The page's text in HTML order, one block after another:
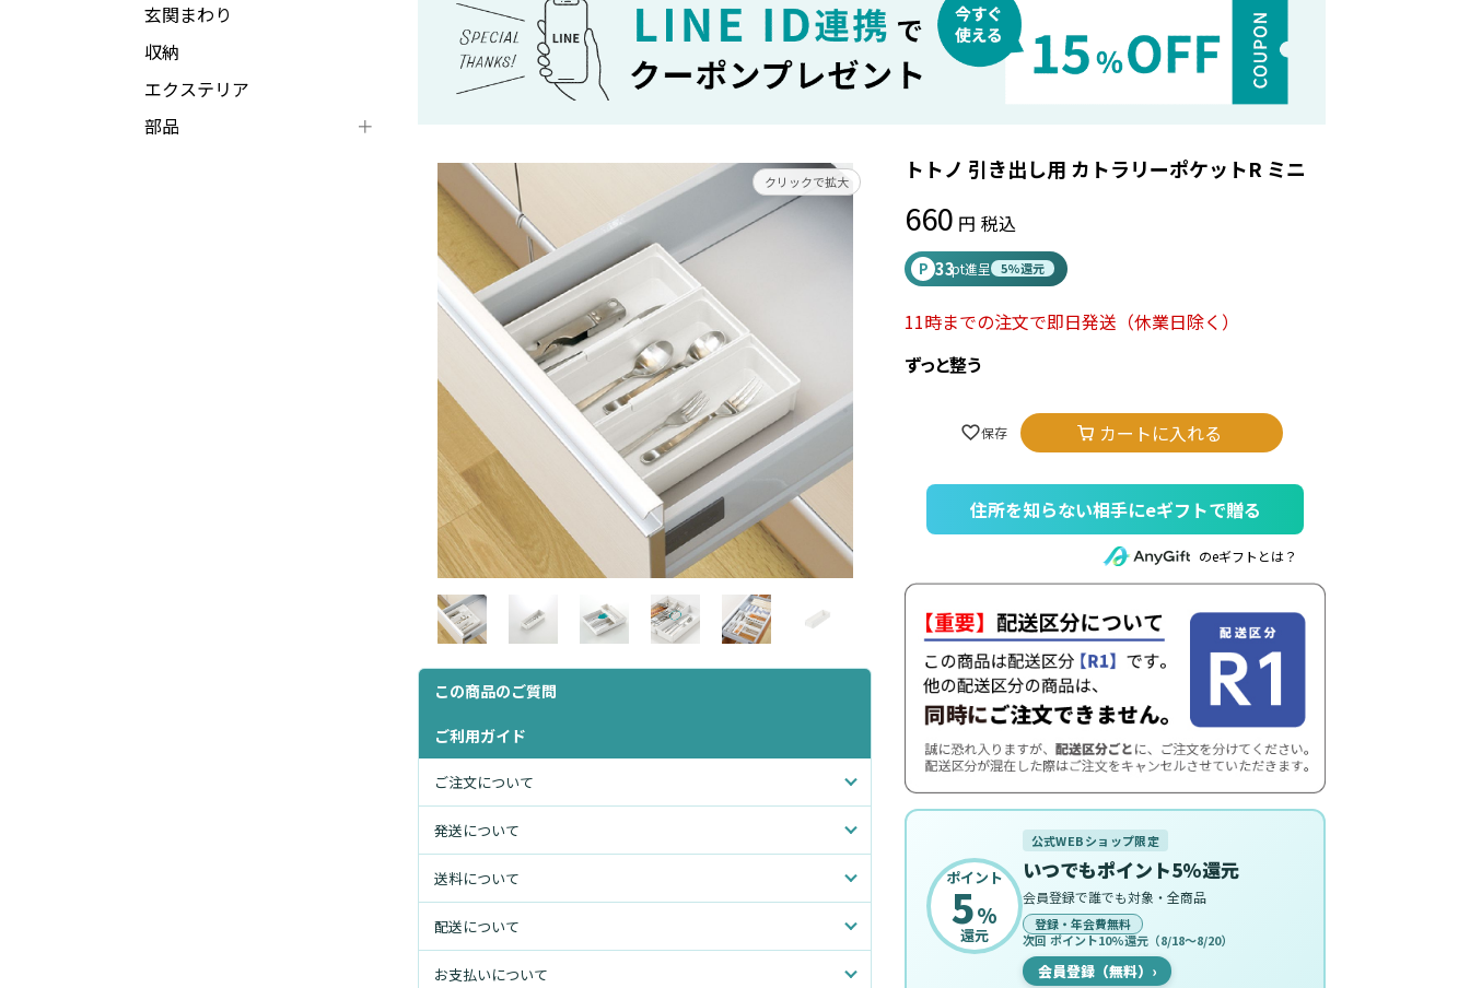
玄関まわり
収納
エクステリア
部品
クリックで拡大
この商品のご質問
ご利用ガイド
ご注文について
発送について
送料について
配送について
お支払いについて
トトノ 引き出し用 カトラリーポケットR ミニ
660 税込
P 33pt進呈 5%還元
11時までの注文で即日発送 （休業日除く）
ずっと整う
カートに入れる
住所を知らない相手にeギフトで贈る
のeギフトとは？
ポイント
5%
還元
公式WEBショップ限定
いつでもポイント5%還元
会員登録で誰でも対象・全商品
登録・年会費無料
次回 ポイント10%還元（8/18〜8/20）
会員登録（無料） ›